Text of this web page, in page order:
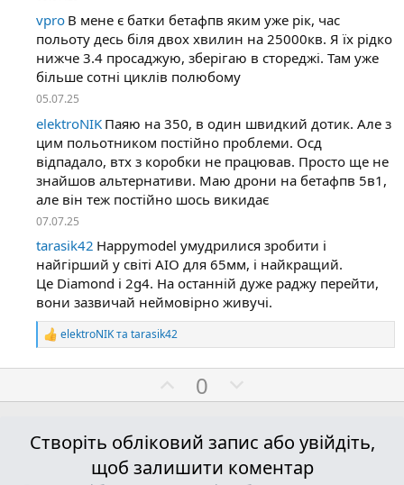
а
к
ц
і
ї
:
vpro В мене є батки бетафпв яким уже рік, час
польоту десь біля двох хвилин на 25000кв. Я їх рідко
нижче 3.4 просаджую, зберігаю в стореджі. Там уже
більше сотні циклів полюбому
05.07.25
elektroNIK Паяю на 350, в один швидкий дотик. Але з
цим польотником постійно проблеми. Осд
відпадало, втх з коробки не працював. Просто ще не
знайшов альтернативи. Маю дрони на бетафпв 5в1,
але він теж постійно шось викидає
07.07.25
tarasik42 Happymodel умудрилися зробити і
найгірший у світі АІО для 65мм, і найкращий.
Це Diamond i 2g4. На останній дуже раджу перейти,
вони зазвичай неймовірно живучі.
Р
а
ц
:
elektroNIKта tarasik42
П
о
и
т
0
е
а
т
Створіть обліковий запис або увійдіть,
щоб залишити коментар